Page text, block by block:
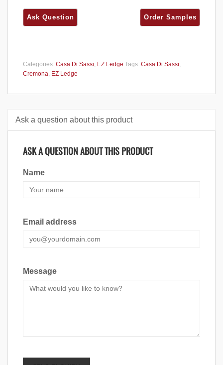
Categories: Casa Di Sassi, EZ Ledge Tags: Casa Di Sassi,
Cremona, EZ Ledge
Ask a question about this product
ASK A QUESTION ABOUT THIS PRODUCT
Name
Email address
Message